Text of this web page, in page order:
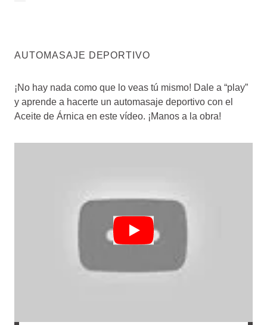
AUTOMASAJE DEPORTIVO
¡No hay nada como que lo veas tú mismo! Dale a “play”
y aprende a hacerte un automasaje deportivo con el
Aceite de Árnica en este vídeo. ¡Manos a la obra!